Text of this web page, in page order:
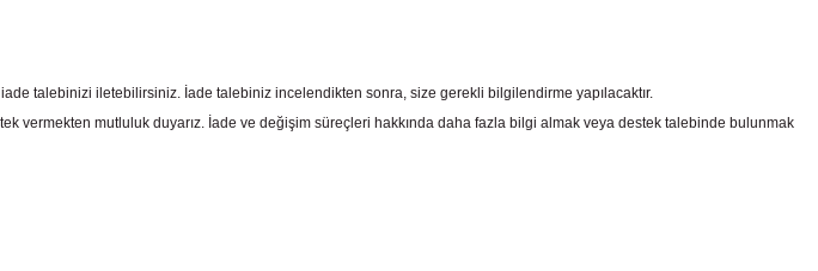
talebinizi iletebilirsiniz. İade talebiniz incelendikten sonra, size gerekli bilgilendirme yapılacaktır.
vermekten mutluluk duyarız. İade ve değişim süreçleri hakkında daha fazla bilgi almak veya destek talebinde bulunmak